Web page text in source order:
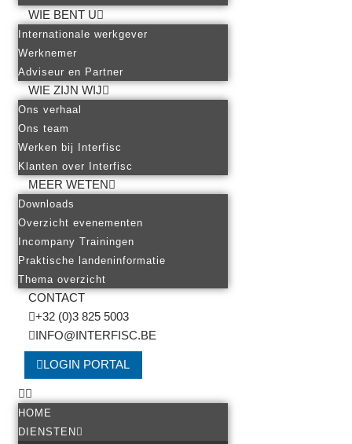
WIE BENT U
Internationale werkgever
Werknemer
Adviseur en Partner
WIE ZIJN WIJ
Ons verhaal
Ons team
Werken bij Interfisc
Klanten over Interfisc
MEER WETEN
Downloads
Overzicht evenementen
Incompany Trainingen
Praktische landeninformatie
Thema overzicht
CONTACT
+32 (0)3 825 5003
INFO@INTERFISC.BE
LOGIN PORTAL
HOME
DIENSTEN